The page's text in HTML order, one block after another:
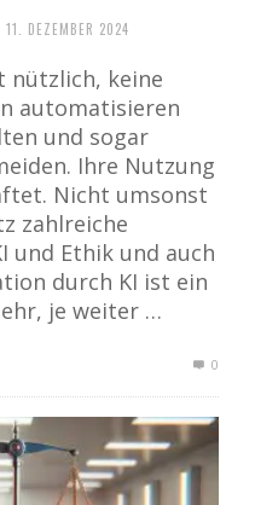
11. DEZEMBER 2024
nützlich, keine
automatisieren
und sogar
Ihre Nutzung
Nicht umsonst
zahlreiche
und Ethik und auch
durch KI ist ein
je weiter …
0